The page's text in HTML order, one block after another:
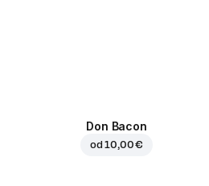
Don Bacon
od10,00 €